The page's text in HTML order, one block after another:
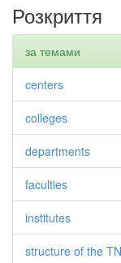
Розкриття
за темами
centers
colleges
departments
faculties
institutes
structure of the